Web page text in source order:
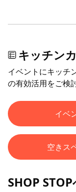
キッチン
イベントにキッチ
の有効活用をご検
イベ
空きス
SHOP